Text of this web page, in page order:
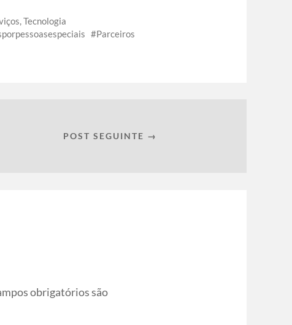
,Tecnologia
Parceiros
POST SEGUINTE →
obrigatórios são